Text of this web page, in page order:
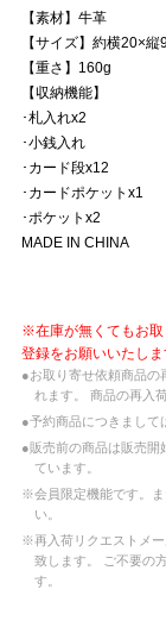
【素材】牛革
【サイズ】約横20×
【重さ】160g
【収納機能】
･札入れx2
･小銭入れ
･カード段x12
･カードポケットx1
･ポケットx2
MADE IN CHINA
※在庫が無くてもお取
登録をお願いいたしま
●お取り寄せ依頼商品の
れます。 商品の再入
●予約商品につきまして
●販売前の商品は販売開
ています。
※会員限定機能です。
い。
※再入荷リクエストメ
致します。 ご不要の
す。